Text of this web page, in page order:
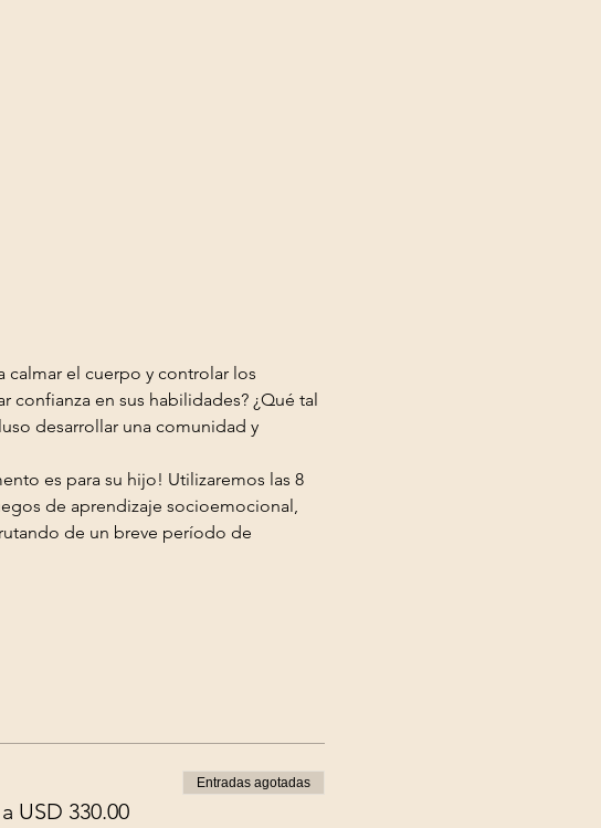
confianza en sus habilidades? ¿Qué tal
desarrollar una comunidad y
de aprendizaje socioemocional,
de un breve período de
USD 330.00
Entradas agotadas